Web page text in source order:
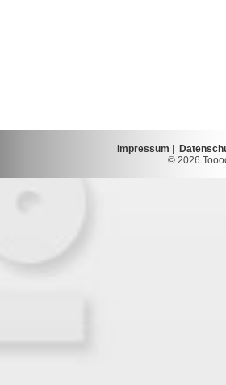
Impressum
© 2026